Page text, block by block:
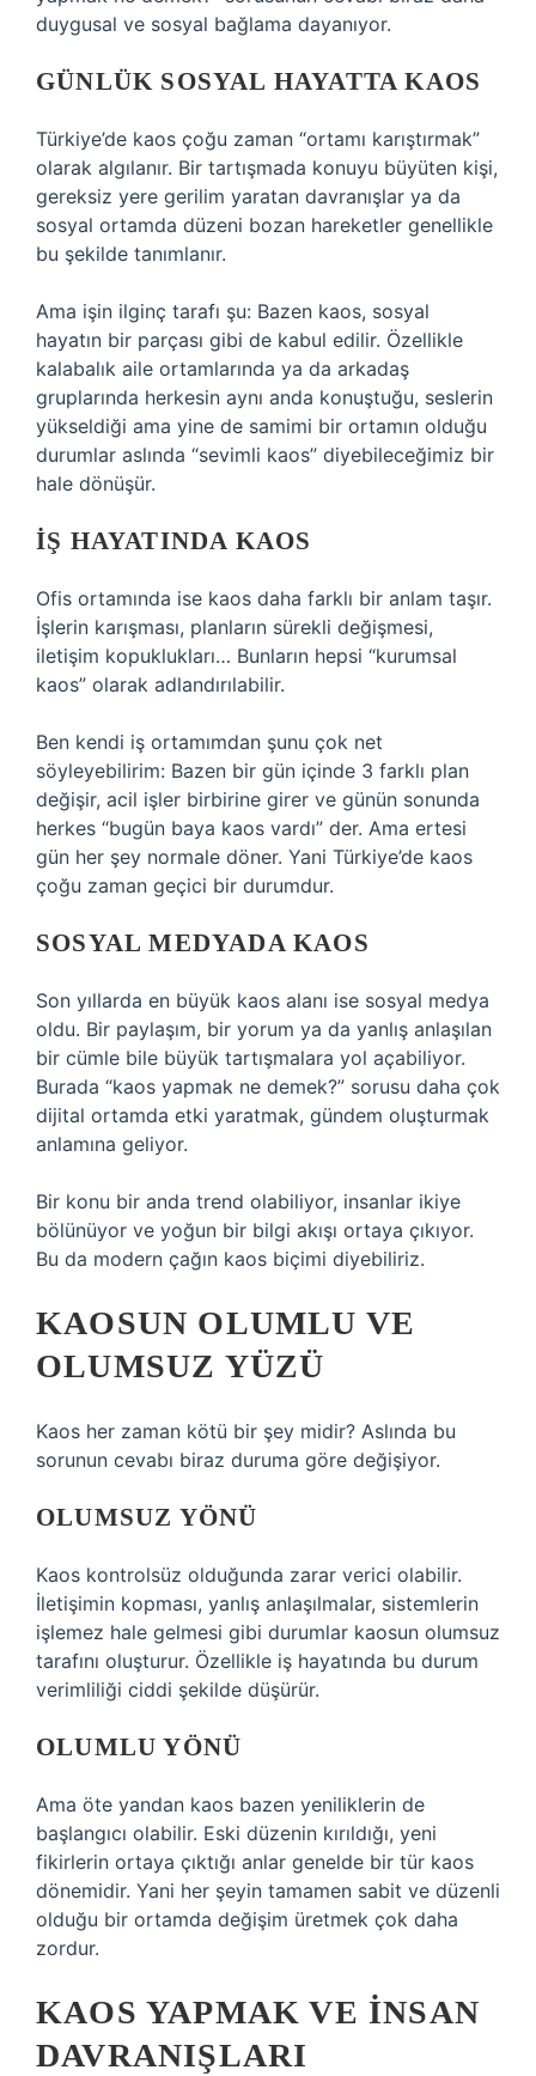
duygusal ve sosyal bağlama dayanıyor.
GÜNLÜK SOSYAL HAYATTA KAOS
Türkiye’de kaos çoğu zaman “ortamı karıştırmak”
olarak algılanır. Bir tartışmada konuyu büyüten kişi,
gereksiz yere gerilim yaratan davranışlar ya da
sosyal ortamda düzeni bozan hareketler genellikle
bu şekilde tanımlanır.
Ama işin ilginç tarafı şu: Bazen kaos, sosyal
hayatın bir parçası gibi de kabul edilir. Özellikle
kalabalık aile ortamlarında ya da arkadaş
gruplarında herkesin aynı anda konuştuğu, seslerin
yükseldiği ama yine de samimi bir ortamın olduğu
durumlar aslında “sevimli kaos” diyebileceğimiz bir
hale dönüşür.
İŞ HAYATINDA KAOS
Ofis ortamında ise kaos daha farklı bir anlam taşır.
İşlerin karışması, planların sürekli değişmesi,
iletişim kopuklukları… Bunların hepsi “kurumsal
kaos” olarak adlandırılabilir.
Ben kendi iş ortamımdan şunu çok net
söyleyebilirim: Bazen bir gün içinde 3 farklı plan
değişir, acil işler birbirine girer ve günün sonunda
herkes “bugün baya kaos vardı” der. Ama ertesi
gün her şey normale döner. Yani Türkiye’de kaos
çoğu zaman geçici bir durumdur.
SOSYAL MEDYADA KAOS
Son yıllarda en büyük kaos alanı ise sosyal medya
oldu. Bir paylaşım, bir yorum ya da yanlış anlaşılan
bir cümle bile büyük tartışmalara yol açabiliyor.
Burada “kaos yapmak ne demek?” sorusu daha çok
dijital ortamda etki yaratmak, gündem oluşturmak
anlamına geliyor.
Bir konu bir anda trend olabiliyor, insanlar ikiye
bölünüyor ve yoğun bir bilgi akışı ortaya çıkıyor.
Bu da modern çağın kaos biçimi diyebiliriz.
KAOSUN OLUMLU VE
OLUMSUZ YÜZÜ
Kaos her zaman kötü bir şey midir? Aslında bu
sorunun cevabı biraz duruma göre değişiyor.
OLUMSUZ YÖNÜ
Kaos kontrolsüz olduğunda zarar verici olabilir.
İletişimin kopması, yanlış anlaşılmalar, sistemlerin
işlemez hale gelmesi gibi durumlar kaosun olumsuz
tarafını oluşturur. Özellikle iş hayatında bu durum
verimliliği ciddi şekilde düşürür.
OLUMLU YÖNÜ
Ama öte yandan kaos bazen yeniliklerin de
başlangıcı olabilir. Eski düzenin kırıldığı, yeni
fikirlerin ortaya çıktığı anlar genelde bir tür kaos
dönemidir. Yani her şeyin tamamen sabit ve düzenli
olduğu bir ortamda değişim üretmek çok daha
zordur.
KAOS YAPMAK VE İNSAN
DAVRANIŞLARI